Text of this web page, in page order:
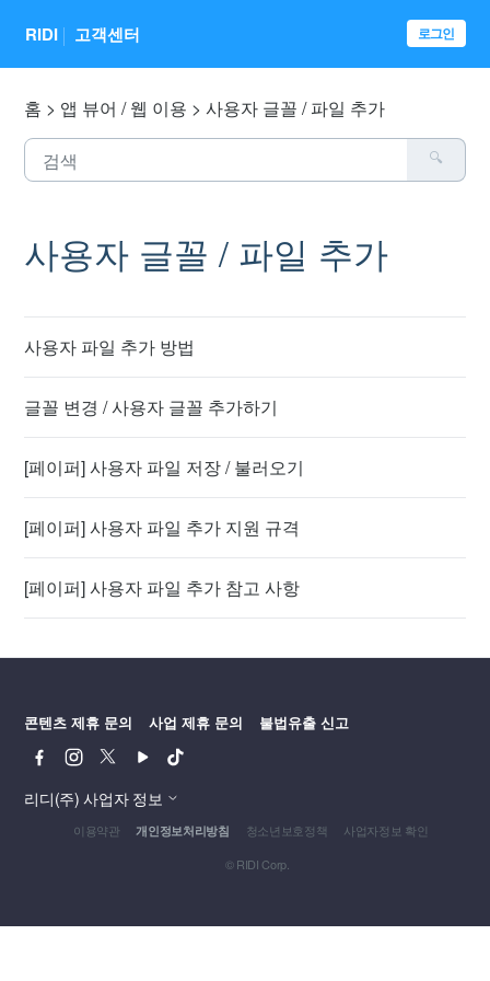
RIDI 고객센터 로그인
홈 앱 뷰어 / 웹 이용 사용자 글꼴 / 파일 추가
사용자 글꼴 / 파일 추가
사용자 파일 추가 방법
글꼴 변경 / 사용자 글꼴 추가하기
[페이퍼] 사용자 파일 저장 / 불러오기
[페이퍼] 사용자 파일 추가 지원 규격
[페이퍼] 사용자 파일 추가 참고 사항
콘텐츠 제휴 문의 사업 제휴 문의 불법유출 신고
이
스
북
스
타
그
램
터
튜
브
리디(주) 사업자 정보
이용약관 개인정보처리방침 청소년보호정책
사업자정보 확인
© RIDI Corp.